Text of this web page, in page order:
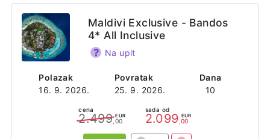
Polazak
16. 9. 2026.
Povratak
25. 9. 2026.
Dana
10
Maldivi Exclusive - Bandos
4* All Inclusive
Na upit
cena
2.499 EUR
,00
sada od
2.099 EUR
,00